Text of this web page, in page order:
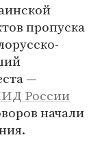
пропуска
—
России
начали